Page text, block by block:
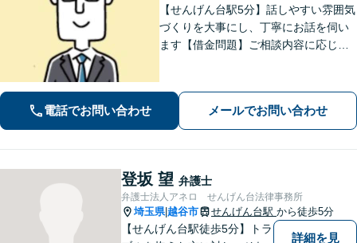
【せんげん台駅5分】話しやすい雰囲気
づくりを大事にし、丁寧にお話を伺い
ます【借金問題】ご相談内容に応じて
勤務経験を活かし、相談者さま目線に
立った的確なアドバイスを【初回相談
無料】
電話でお問い合わせ メールでお問い合わせ
登坂 望 弁護士
弁護士法人アネロ せんげん台法律事務所
埼玉県|越谷市 せんげん台駅 から徒歩5分
【せんげん台駅徒歩5分】トラ
詳細を見